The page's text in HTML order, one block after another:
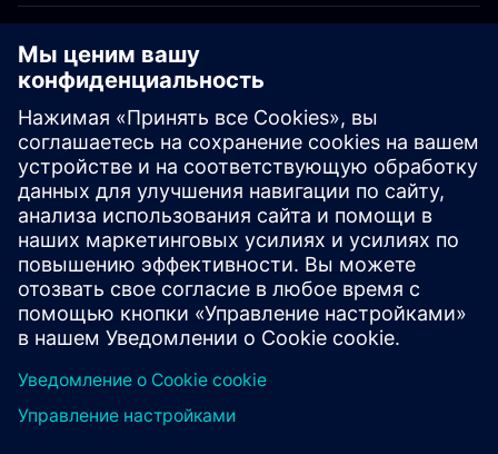
СВЯЖИТЕСЬ С НАМИ
©Siemens2026
Корпоративная информация
Уведомление о конфиденциальности
Уведомление о файлах cookie
Условия использования